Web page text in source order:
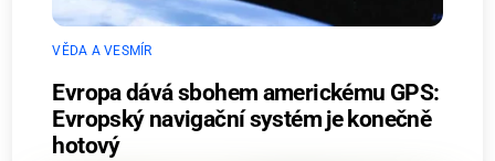
VĚDA A VESMÍR
Evropa dává sbohem americkému GPS:
Evropský navigační systém je konečně
hotový